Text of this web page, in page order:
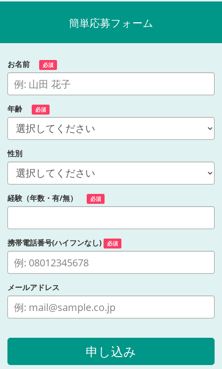
簡単応募フォーム
お名前 必須
年齢 必須
性別
経験（年数・有/無） 必須
携帯電話番号(ハイフンなし) 必須
メールアドレス
申し込み